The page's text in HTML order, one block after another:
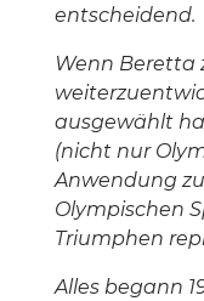
entscheidend.
Wenn Beretta
ausgewählt
(nicht nur
Anwendung
Olympischen
Triumphen
Alles begann